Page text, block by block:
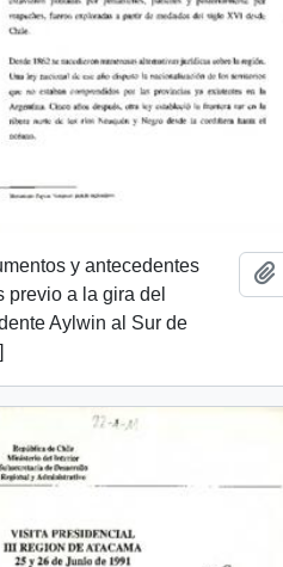
y antecedentes
previo a la gira del
Aylwin al Sur de